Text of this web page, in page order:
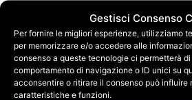
Gestisci Consenso
Per fornire le migliori esperienze, utilizziamo
per memorizzare e/o accedere alle
consenso a queste tecnologie ci permetterà
comportamento di navigazione o ID unici su
acconsentire o ritirare il consenso può influire
caratteristiche e funzioni.
web
Salva il mio nome, email e
browser per la prossima
commento.